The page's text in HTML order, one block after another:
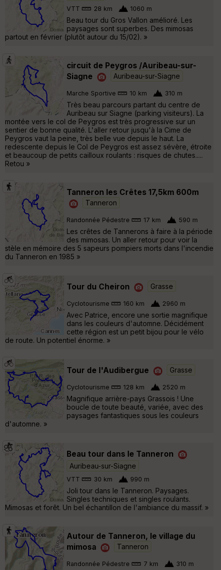
VTT 28 km 1060 m
Beau tour du Gros Vallon amélioré. Les
paysages sont superbes. Des mimosas
partout en février (plutôt autour du 15/02). »
circuit de Peygros /Auribeau-sur-
Siagne
Auribeau-sur-Siagne
Marche Sportive 10 km 310 m
Très beau parcours partant du centre de
Auribeau sur Siagne (parking visiteurs). La
montée vers le col de Peygros est très progressive sur un
sentier de bonne qualité. L'aller retour jusqu'à la Cime de
Peygros vaut la peine, très belle vue depuis le haut. La
redescente depuis le Col de Peygros est assez sévère, étroite
et beaucoup de petits cailloux roulants : risques de chutes.....
Retou »
Tanneron les Crêtes 17,5km 600m
Tanneron
Randonnée Pédestre 17 km 590 m
Les crêtes de Tannerons à faire à la période
des mimosas. Un aller retour pour voir la
stèle en mémoire des 5 sapeurs pompiers morts dans l'incendie
du Tanneron en 1985 »
Tour du Cheiron Grasse
Cyclotourisme 160 km 2960 m
Avec Patrice, encore une sortie magnifique
dans les couleurs d'automne. Décidément
cette région est un petit bijou pour le vélo
de route. Un potentiel énorme. »
Tour de l'Audibergue Grasse
Cyclotourisme 128 km 2520 m
Magnifique arrière-pays Grassois ! Une
boucle de toute beauté, variée, avec des
paysages fantastiques sous les couleurs
d'automne. »
Beau tour dans le Tanneron
Auribeau-sur-Siagne
VTT 30 km 990 m
Joli tour dans le Tanneron. Paysages.
Singles techniques et singles roulants.
Mimosas et forêt. Un bel échantillon de l'ambiance du massif. »
Autour de Tanneron, le village du
mimosa
Tanneron
Randonnée Pédestre 7 km 310 m